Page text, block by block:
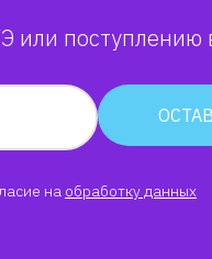
или поступлению
на обработку данных